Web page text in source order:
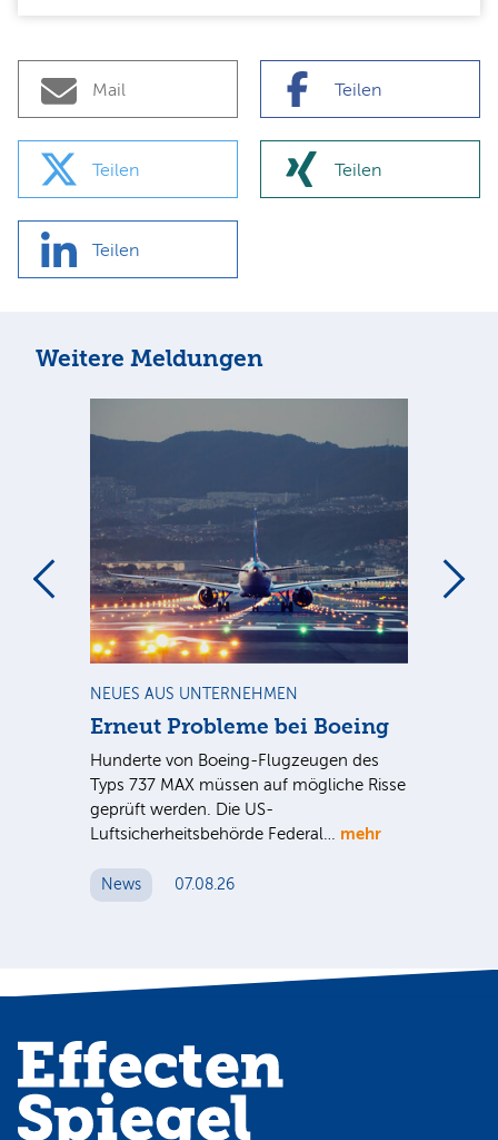
Mail Teilen
Teilen Teilen
Teilen
Weitere Meldungen
NEUES AUS UNTERNEHMEN
Erneut Probleme bei Boeing
Hunderte von Boeing-Flugzeugen des
Typs 737 MAX müssen auf mögliche Risse
geprüft werden. Die US-
Luftsicherheitsbehörde Federal… mehr
News 07.08.26